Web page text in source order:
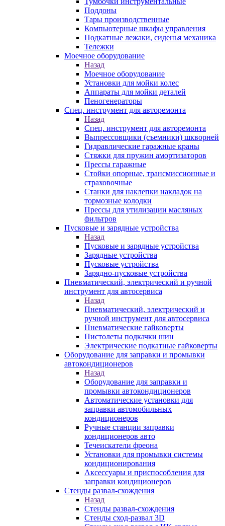
Поддоны
Тары производственные
Компьютерные шкафы управления
Подкатные лежаки, сиденья механика
Тележки
Моечное оборудование
Назад
Моечное оборудование
Установки для мойки колес
Аппараты для мойки деталей
Пеногенераторы
Спец. инструмент для авторемонта
Назад
Спец. инструмент для авторемонта
Выпрессовщики (съемники) шкворней
Гидравлические гаражные краны
Стяжки для пружин амортизаторов
Прессы гаражные
Стойки опорные, трансмиссионные и
страховочные
Станки для наклепки накладок на
тормозные колодки
Прессы для утилизации масляных
фильтров
Пусковые и зарядные устройства
Назад
Пусковые и зарядные устройства
Зарядные устройства
Пусковые устройства
Зарядно-пусковые устройства
Пневматический, электрический и ручной
инструмент для автосервиса
Назад
Пневматический, электрический и
ручной инструмент для автосервиса
Пневматические гайковерты
Пистолеты подкачки шин
Электрические подкатные гайковерты
Оборудование для заправки и промывки
автокондиционеров
Назад
Оборудование для заправки и
промывки автокондиционеров
Автоматические установки для
заправки автомобильных
кондиционеров
Ручные станции заправки
кондиционеров авто
Течеискатели фреона
Установки для промывки системы
кондиционирования
Аксессуары и приспособления для
заправки кондиционеров
Стенды развал-схождения
Назад
Стенды развал-схождения
Стенды сход-развал 3D